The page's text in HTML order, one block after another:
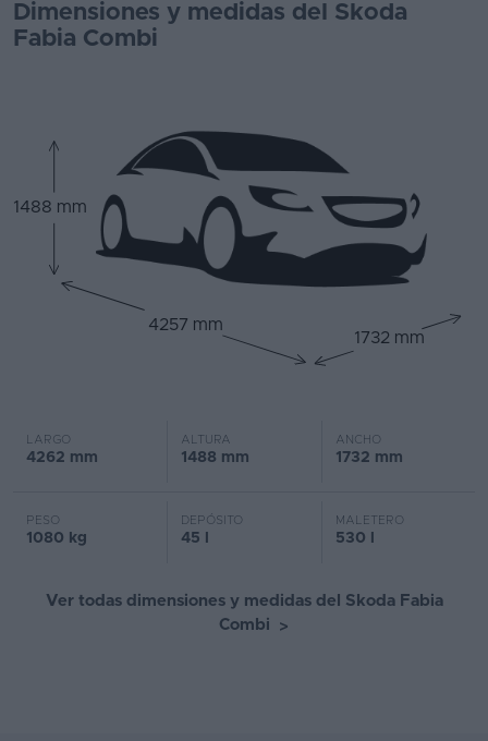
Dimensiones y medidas del Skoda
Fabia Combi
1488 mm
4257 mm
1732 mm
LARGO
4262 mm
ALTURA
1488 mm
ANCHO
1732 mm
PESO
1080 kg
DEPÓSITO
45 l
MALETERO
530 l
Ver todas dimensiones y medidas del Skoda Fabia
Combi
>